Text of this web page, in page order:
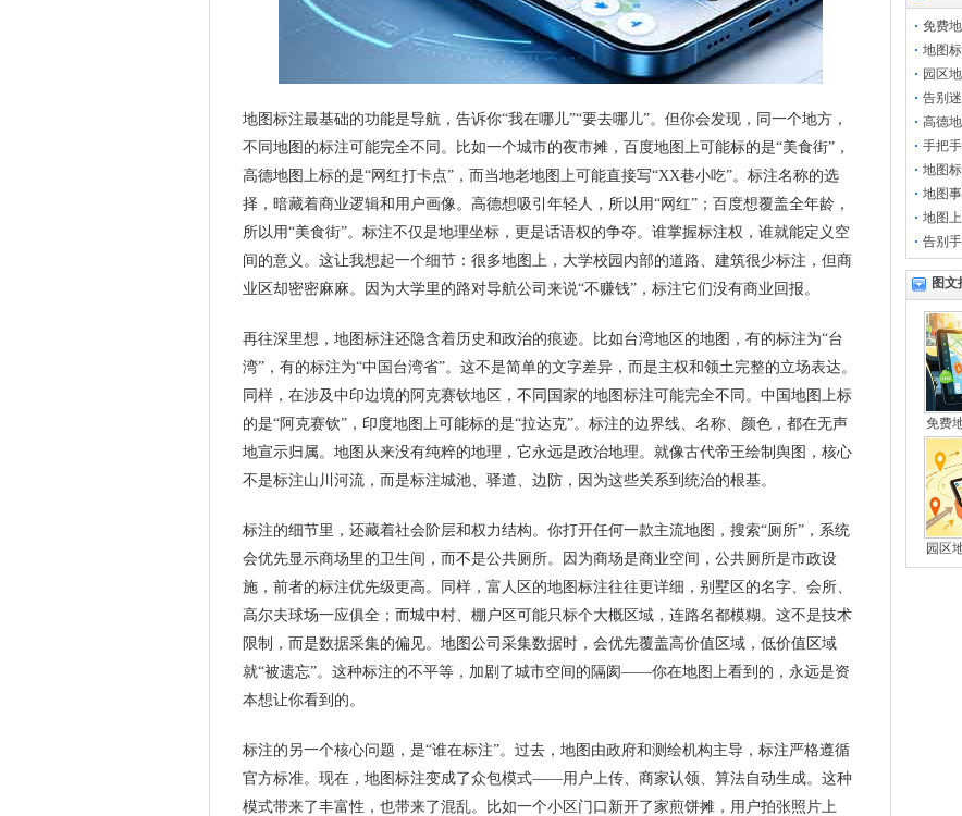
地图标注最基础的功能是导航，告诉你“我在哪儿”“要去哪儿”。但你会发现，同一个地方，
不同地图的标注可能完全不同。比如一个城市的夜市摊，百度地图上可能标的是“美食街”，
高德地图上标的是“网红打卡点”，而当地老地图上可能直接写“XX巷小吃”。标注名称的选
择，暗藏着商业逻辑和用户画像。高德想吸引年轻人，所以用“网红”；百度想覆盖全年龄，
所以用“美食街”。标注不仅是地理坐标，更是话语权的争夺。谁掌握标注权，谁就能定义空
间的意义。这让我想起一个细节：很多地图上，大学校园内部的道路、建筑很少标注，但商
业区却密密麻麻。因为大学里的路对导航公司来说“不赚钱”，标注它们没有商业回报。
再往深里想，地图标注还隐含着历史和政治的痕迹。比如台湾地区的地图，有的标注为“台
湾”，有的标注为“中国台湾省”。这不是简单的文字差异，而是主权和领土完整的立场表达。
同样，在涉及中印边境的阿克赛钦地区，不同国家的地图标注可能完全不同。中国地图上标
的是“阿克赛钦”，印度地图上可能标的是“拉达克”。标注的边界线、名称、颜色，都在无声
地宣示归属。地图从来没有纯粹的地理，它永远是政治地理。就像古代帝王绘制舆图，核心
不是标注山川河流，而是标注城池、驿道、边防，因为这些关系到统治的根基。
标注的细节里，还藏着社会阶层和权力结构。你打开任何一款主流地图，搜索“厕所”，系统
会优先显示商场里的卫生间，而不是公共厕所。因为商场是商业空间，公共厕所是市政设
施，前者的标注优先级更高。同样，富人区的地图标注往往更详细，别墅区的名字、会所、
高尔夫球场一应俱全；而城中村、棚户区可能只标个大概区域，连路名都模糊。这不是技术
限制，而是数据采集的偏见。地图公司采集数据时，会优先覆盖高价值区域，低价值区域
就“被遗忘”。这种标注的不平等，加剧了城市空间的隔阂——你在地图上看到的，永远是资
本想让你看到的。
标注的另一个核心问题，是“谁在标注”。过去，地图由政府和测绘机构主导，标注严格遵循
官方标准。现在，地图标注变成了众包模式——用户上传、商家认领、算法自动生成。这种
模式带来了丰富性，也带来了混乱。比如一个小区门口新开了家煎饼摊，用户拍张照片上
免费
地图
园区
告别
高德
手把
地图
地图
地图
告别
图文
免费
园区